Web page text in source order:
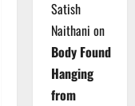
Satish
Naithani on
Body Found
Hanging
from